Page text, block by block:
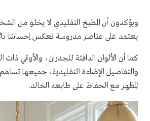
ويؤكدون أن المطبخ التقليدي لا يخلو من
يعتمد على عناصر مدروسة تعكس إحساسًا
كما أن الألوان الدافئة للجدران، والأواني ذات
والتفاصيل الإضاءة التقليدية، جميعها
المظهر مع الحفاظ على طابعه الخالد.